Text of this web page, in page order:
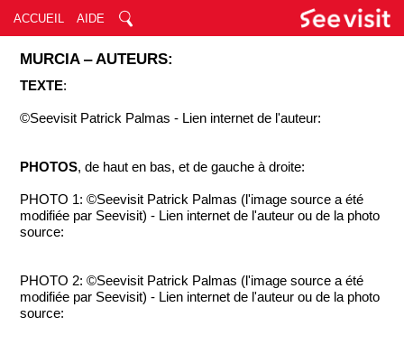
ACCUEIL AIDE
MURCIA ‒ AUTEURS:
TEXTE:
©Seevisit Patrick Palmas - Lien internet de l'auteur:
PHOTOS, de haut en bas, et de gauche à droite:
PHOTO 1: ©Seevisit Patrick Palmas (l'image source a été
modifiée par Seevisit) - Lien internet de l'auteur ou de la photo
source:
PHOTO 2: ©Seevisit Patrick Palmas (l'image source a été
modifiée par Seevisit) - Lien internet de l'auteur ou de la photo
source: